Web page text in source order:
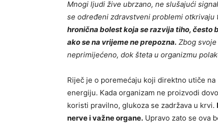
Mnogi ljudi žive ubrzano, ne slušajući
se određeni zdravstveni problemi otkrivaju
hronična bolest koja se razvija tiho, često
ako se na vrijeme ne prepozna. Zbog
neprimijećeno, dok šteta u organizmu
Riječ je o poremećaju koji direktno utiče
energiju. Kada organizam ne proizvodi
koristi pravilno, glukoza se zadržava u krvi.
nerve i važne organe. Upravo zato se ova